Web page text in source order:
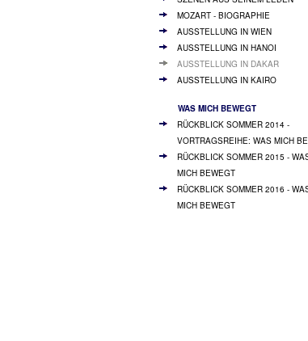
MOZART - BIOGRAPHIE
AUSSTELLUNG IN WIEN
AUSSTELLUNG IN HANOI
AUSSTELLUNG IN DAKAR
AUSSTELLUNG IN KAIRO
WAS MICH BEWEGT
RÜCKBLICK SOMMER 2014 -
VORTRAGSREIHE: WAS MICH
RÜCKBLICK SOMMER 2015 -
MICH BEWEGT
RÜCKBLICK SOMMER 2016 -
MICH BEWEGT